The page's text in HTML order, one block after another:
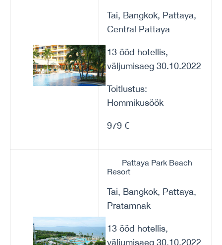
Tai, Bangkok, Pattaya,
Central Pattaya
13 ööd hotellis,
väljumisaeg 30.10.2022
Toitlustus:
Hommikusöök
979 €
Pattaya Park Beach
Resort
Tai, Bangkok, Pattaya,
Pratamnak
13 ööd hotellis,
väljumisaeg 30.10.2022